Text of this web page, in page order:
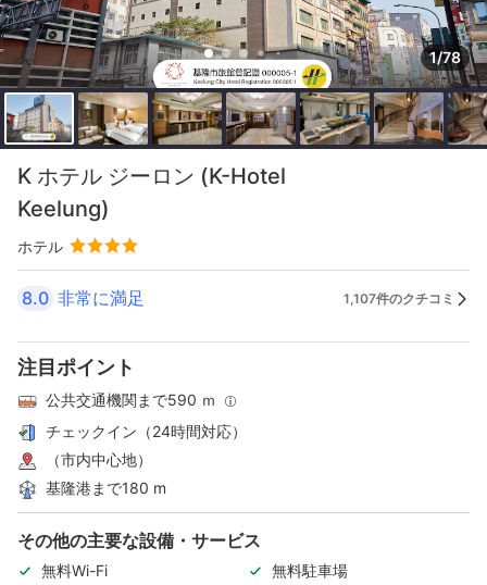
1/78
K ホテル ジーロン (K-Hotel
Keelung)
ホテル
8.0 非常に満足 1,107件のクチコミ
注目ポイント
公共交通機関まで590 ｍ
チェックイン（24時間対応）
（市内中心地）
基隆港まで180 m
その他の主要な設備・サービス
無料Wi-Fi
無料駐車場